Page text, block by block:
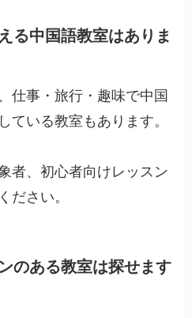
る中国語教室はありま
仕事・旅行・趣味で中国
ている教室もあります。
者、初心者向けレッスン
ださい。
のある教室は探せます